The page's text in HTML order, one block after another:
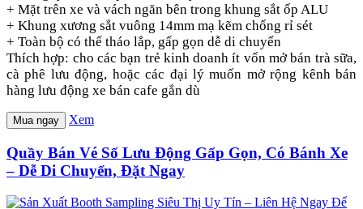
+ Mặt trên xe và vách ngăn bên trong khung sắt ốp ALU
+ Khung xương sắt vuông 14mm mạ kẽm chống rỉ sét
+ Toàn bộ có thể tháo lắp, gấp gọn dễ di chuyển
Thích hợp: cho các bạn trẻ kinh doanh ít vốn mở bán trà sữa,
cà phê lưu động, hoặc các đại lý muốn mở rộng kênh bán
hàng lưu động xe bán cafe gắn dù
Mua ngay Xem
Quầy Bán Vé Số Lưu Động Gấp Gọn, Có Bánh Xe
– Dễ Di Chuyển, Đặt Ngay